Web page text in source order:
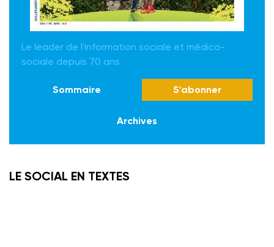
Le leader de l'information sociale et médico-
sociale depuis 70 ans
Sommaire S'abonner
Archives
LE SOCIAL EN TEXTES